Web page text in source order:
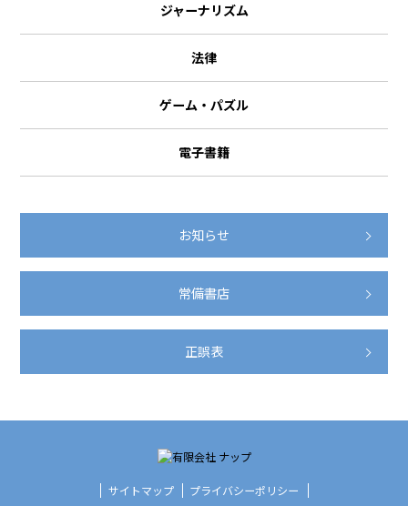
ジャーナリズム
法律
ゲーム・パズル
電子書籍
お知らせ
常備書店
正誤表
サイトマップ プライバシーポリシー